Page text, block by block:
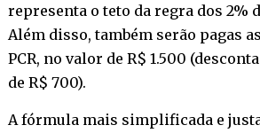
representa o teto da regra dos 2%
Além disso, também serão pagas
PCR, no valor de R$ 1.500
de R$ 700).
A fórmula mais simplificada e